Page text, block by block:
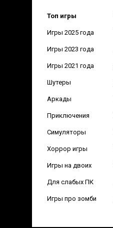
Топ игры
Игры 2025 года
Игры 2023 года
Игры 2021 года
Шутеры
Аркады
Приключения
Симуляторы
Хоррор игры
Игры на двоих
Для слабых ПК
Игры про зомби